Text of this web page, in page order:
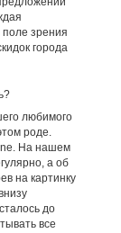
поле зрения
города
любимого
роде.
На нашем
а об
на картинку
до
все